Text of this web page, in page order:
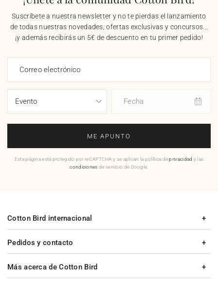
Suscríbete a nuestra newsletter y no te pierdas el lanzamiento
de todas nuestras novedades, ofertas exclusivas y concursos...
¡y además recibirás un 5€ de descuento en tu primer pedido!
Correo electrónico
Fecha
ME APUNTO
Esta página está protegido por reCAPTCHA y se aplican la política deprivacidad y las
condiciones de servicio de Google.
Pedidos y contacto
Más acerca de Cotton Bird
Cotton Bird internacional